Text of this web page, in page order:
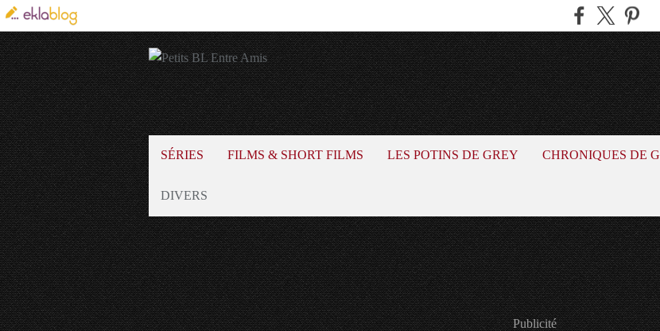
SÉRIES FILMS & SHORT FILMS LES POTINS DE GREY CHRONIQUES DE G
DIVERS
Publicité